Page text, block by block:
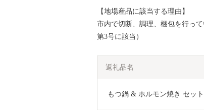
【地場産品に該当する理由】
市内で切断、調理、梱包を行っ
第3号に該当）
返礼品名
もつ鍋 & ホルモン焼き セッ